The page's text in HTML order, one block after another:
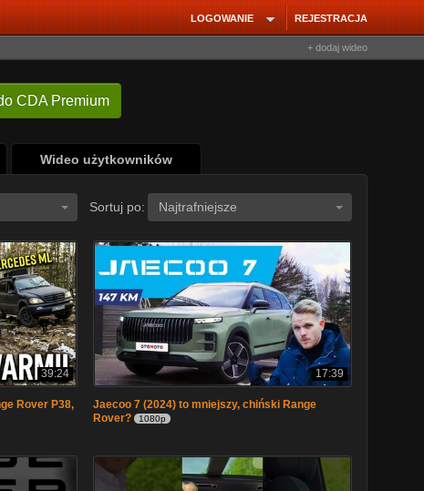
REJESTRACJA
LOGOWANIE
+ dodaj wideo
CDA Premium
Wideo użytkowników
Sortuj po: Najtrafniejsze
39:24
Rover P38,
17:39
Jaecoo 7 (2024) to mniejszy, chiński Range
Rover?
1080p